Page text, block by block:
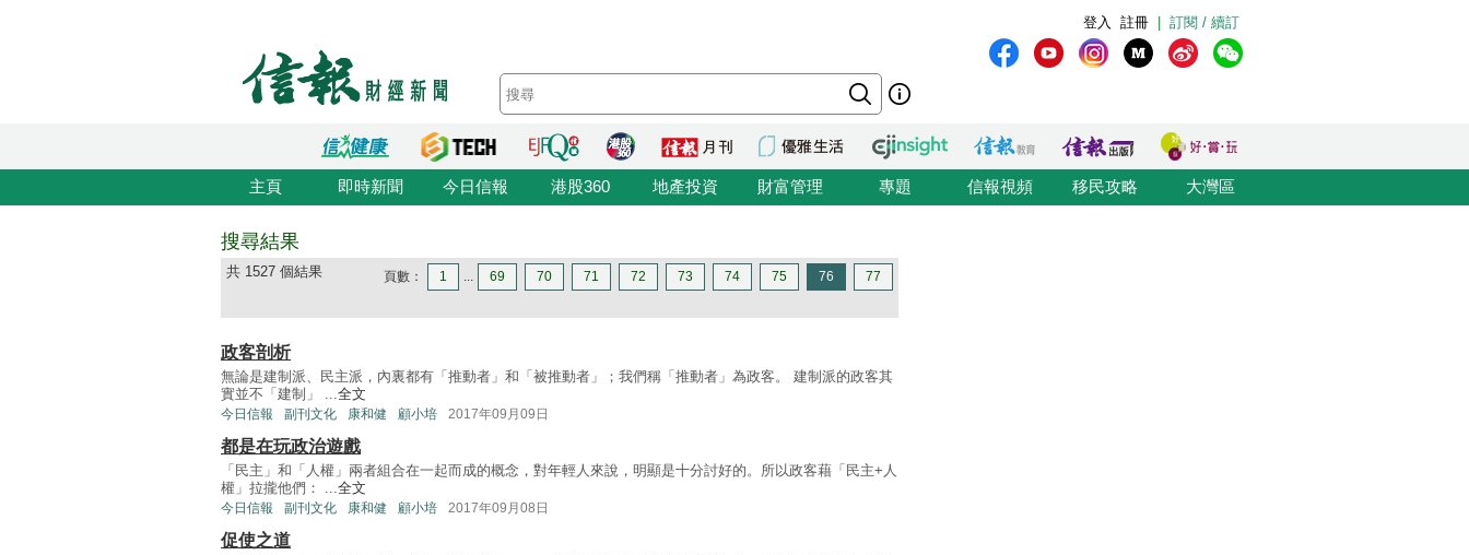
訂閱 / 續訂
註冊
登入
主頁 即時新聞 今日信報 港股360 地產投資 財富管理 專題 信報視頻 移民攻略 大灣區
搜尋結果
共 1527 個結果 頁數： 1 ... 69 70 71 72 73 74 75 76 77
政客剖析
無論是建制派、民主派，內裏都有「推動者」和「被推動者」；我們稱「推動者」為政客。 建制派的政客其
實並不「建制」 ...全文
今日信報 副刊文化 康和健 顧小培 2017年09月09日
都是在玩政治遊戲
「民主」和「人權」兩者組合在一起而成的概念，對年輕人來說，明顯是十分討好的。所以政客藉「民主+人
權」拉攏他們： ...全文
今日信報 副刊文化 康和健 顧小培 2017年09月08日
促使之道